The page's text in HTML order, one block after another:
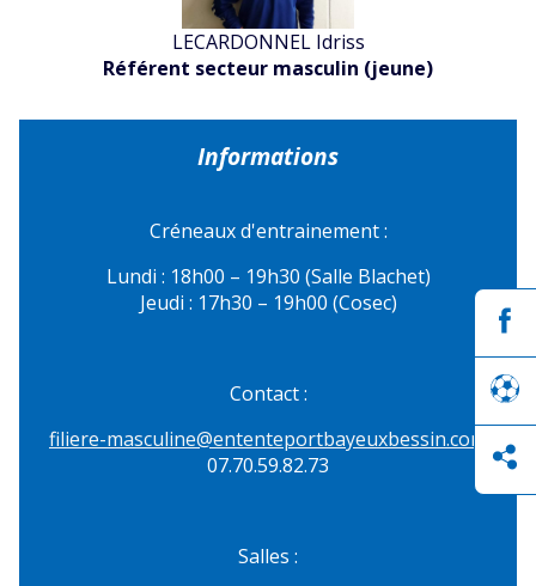
LECARDONNEL Idriss
Référent secteur masculin (jeune)
Informations
Créneaux d'entrainement :
Lundi : 18h00 – 19h30 (Salle Blachet)
Jeudi : 17h30 – 19h00 (Cosec)
Contact :
filiere-masculine@ententeportbayeuxbessin.com
07.70.59.82.73
Salles :